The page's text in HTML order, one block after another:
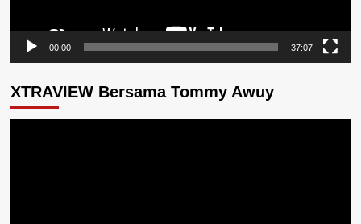
00:00 37:07
XTRAVIEW Bersama Tommy Awuy